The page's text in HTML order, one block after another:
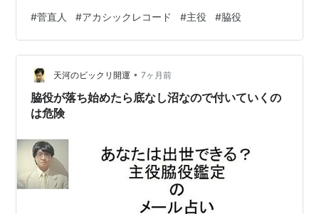
中国主導部は「強いものには巻かれろ、弱い者をくじ
け。」という主義で、強いものだと思うと文句があって
も反抗せず。逆に、弱い者だと分かるとかさにかかって
いじめてきます。時の中国主導部は菅直人は相手の強弱
を見定めるのに敏感で、菅直人を小物で弱い者だと分か
ったので、ちょっとでも失態をしようものなら、それを
#菅直人 #アカシックレコード #主役 #脇役
天河のビックリ開運 • 7ヶ月前
脇役が落ち始めたら底なし沼なので付いていくの
は危険